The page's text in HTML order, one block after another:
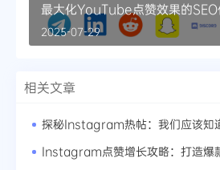
最大化YouTube点赞效果的SEO
2025-07-29
相关文章
探秘Instagram热帖：我们应该知
Instagram点赞增长攻略：打造爆